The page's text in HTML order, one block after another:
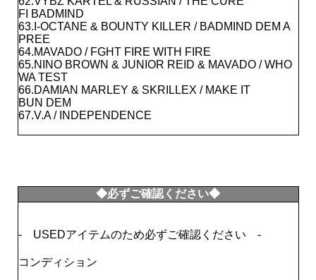
FI BADMIND
63.I-OCTANE & BOUNTY KILLER / BADMIND DEM A
PREE
64.MAVADO / FGHT FIRE WITH FIRE
65.NINO BROWN & JUNIOR REID & MAVADO / WHO
WA TEST
66.DAMIAN MARLEY & SKRILLEX / MAKE IT
BUN DEM
67.V.A / INDEPENDENCE
◆必ずご確認ください◆
- USEDアイテムのため必ずご確認ください -
コンディション